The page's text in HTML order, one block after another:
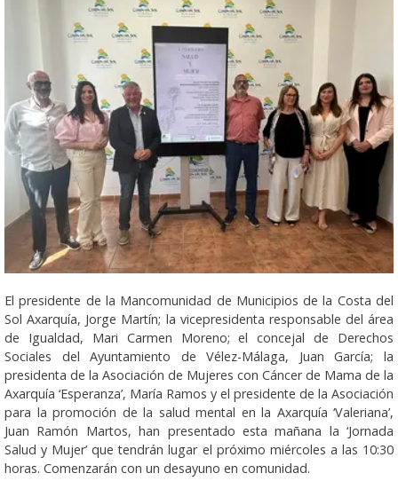
El presidente de la Mancomunidad de Municipios de la Costa del
Sol Axarquía, Jorge Martín; la vicepresidenta responsable del área
de Igualdad, Mari Carmen Moreno; el concejal de Derechos
Sociales del Ayuntamiento de Vélez-Málaga, Juan García; la
presidenta de la Asociación de Mujeres con Cáncer de Mama de la
Axarquía ‘Esperanza’, María Ramos y el presidente de la Asociación
para la promoción de la salud mental en la Axarquía ‘Valeriana’,
Juan Ramón Martos, han presentado esta mañana la ‘Jornada
Salud y Mujer’ que tendrán lugar el próximo miércoles a las 10:30
horas. Comenzarán con un desayuno en comunidad.